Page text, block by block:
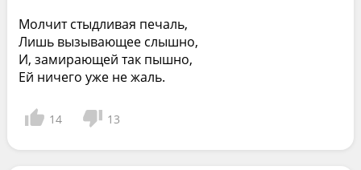
Молчит стыдливая печаль,
Лишь вызывающее слышно,
И, замирающей так пышно,
Ей ничего уже не жаль.
14 13